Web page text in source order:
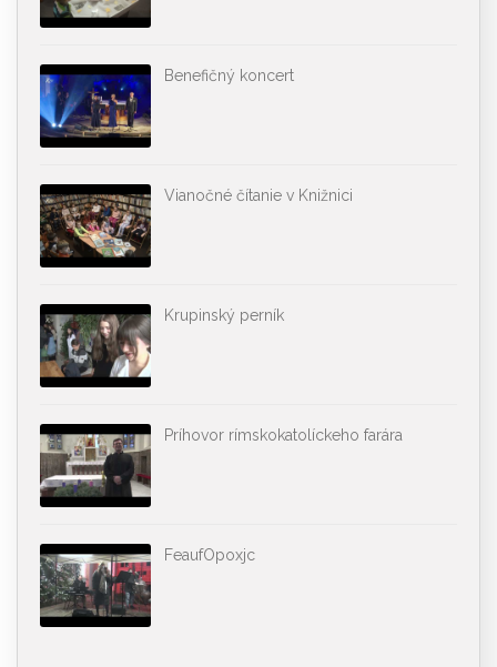
Benefičný koncert
Vianočné čítanie v Knižnici
Krupinský perník
Príhovor rímskokatolíckeho farára
FeaufOpoxjc